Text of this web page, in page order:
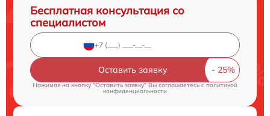
Бесплатная консультация со
специалистом
Оставить заявку
Нажимая на кнопку "Оставить заявку" Вы соглашаетесь cполитикой
конфиденциальности